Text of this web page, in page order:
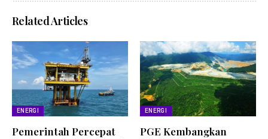
Related Articles
ENERGI
Pemerintah Percepat
ENERGI
PGE Kembangkan